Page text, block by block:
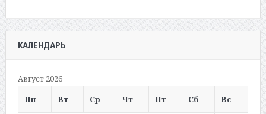
КАЛЕНДАРЬ
Август 2026
Пн
Вт Ср Чт Пт Сб Вс